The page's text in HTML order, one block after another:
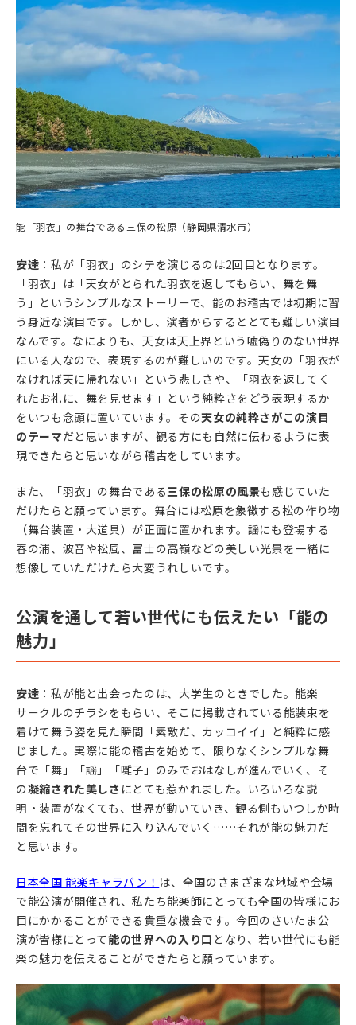
能「羽衣」の舞台である三保の松原（静岡県清水市）
安達 ：私が「羽衣」のシテを演じるのは2回目となります。
「羽衣」は「天女がとられた羽衣を返してもらい、舞を舞
う」というシンプルなストーリーで、能のお稽古では初期に習
う身近な演目です。しかし、演者からするととても難しい演目
なんです。なによりも、天女は天上界という嘘偽りのない世界
にいる人なので、表現するのが難しいのです。天女の「羽衣が
なければ天に帰れない」という悲しさや、「羽衣を返してく
れたお礼に、舞を見せます」という純粋さをどう表現するか
をいつも念頭に置いています。その天女の純粋さがこの演目
のテーマだと思いますが、観る方にも自然に伝わるように表
現できたらと思いながら稽古をしています。
また、「羽衣」の舞台である三保の松原の風景も感じていた
だけたらと願っています。舞台には松原を象徴する松の作り物
（舞台装置・大道具）が正面に置かれます。謡にも登場する
春の浦、波音や松風、富士の高嶺などの美しい光景を一緒に
想像していただけたら大変うれしいです。
公演を通して若い世代にも伝えたい「能の
魅力」
安達 ：私が能と出会ったのは、大学生のときでした。能楽
サークルのチラシをもらい、そこに掲載されている能装束を
着けて舞う姿を見た瞬間「素敵だ、カッコイイ」と純粋に感
じました。実際に能の稽古を始めて、限りなくシンプルな舞
台で「舞」「謡」「囃子」のみでおはなしが進んでいく、そ
の凝縮された美しさ にとても惹かれました。いろいろな説
明・装置がなくても、世界が動いていき、観る側もいつしか時
間を忘れてその世界に入り込んでいく……それが能の魅力だ
と思います。
日本全国 能楽キャラバン！ は、全国のさまざまな地域や会場
で能公演が開催され、私たち能楽師にとっても全国の皆様にお
目にかかることができる貴重な機会です。今回のさいたま公
演が皆様にとって能の世界への入り口 となり、若い世代にも能
楽の魅力を伝えることができたらと願っています。